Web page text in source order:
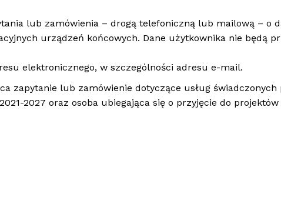
lub zamówienia – drogą telefoniczną lub mailową – o
urządzeń końcowych. Dane użytkownika nie będą
elektronicznego, w szczególności adresu e-mail.
zapytanie lub zamówienie dotyczące usług świadczonych
2027 oraz osoba ubiegająca się o przyjęcie do